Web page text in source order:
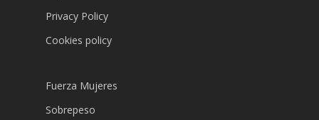
Privacy Policy
Cookies policy
Fuerza Mujeres
Sobrepeso